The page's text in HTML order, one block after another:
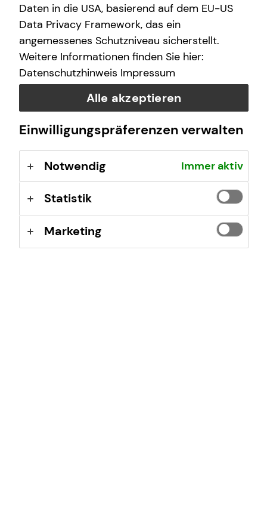
Versicherungsvertrag (VVG), Verordnung über die
Versicherungsvermittlung und -beratung (VersVermV),
abrufbar unterwww.gesetze-im-internet.de
Erlaubnis nach § 34f GewO ​
Aufsichtsbehörde:
IHK Nord Westfalen
Sentmaringer Weg 61
48151 Münster
Registrierungsnummer: D-F-156-R5ZD-49
Berufsbezeichnung: Finanzanlagenvermittler nach § 34f
Abs. 1 Satz 1 Nr. 1 GewO Bundesrepublik Deutschland
Berufsrechtliche Regelungen: § 34 f Gewerbeordnung
Daten in die USA, basierend auf dem EU-US
Data Privacy Framework, das ein
angemessenes Schutzniveau sicherstellt.
Weitere Informationen finden Sie hier:
Datenschutzhinweis Impressum
Alle akzeptieren
Einwilligungspräferenzen verwalten
Notwendig Immer aktiv
Statistik
Marketing